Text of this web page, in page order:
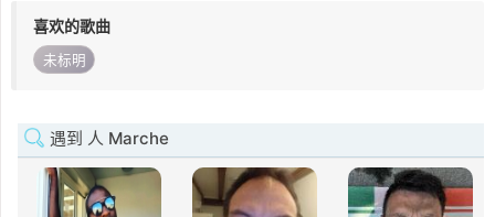
喜欢的歌曲
未标明
遇到 人 Marche